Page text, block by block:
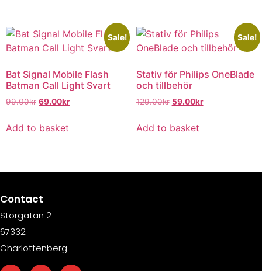
Sale!
Bat Signal Mobile Flash
Batman Call Light Svart
99.00kr 69.00kr
Add to basket
Sale!
Stativ för Philips OneBlade
och tillbehör
129.00kr 59.00kr
Add to basket
Contact
Storgatan 2
67332
Charlottenberg